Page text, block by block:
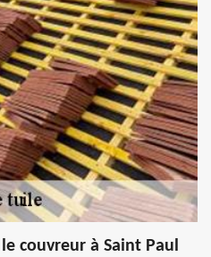
couvreur à Saint Paul